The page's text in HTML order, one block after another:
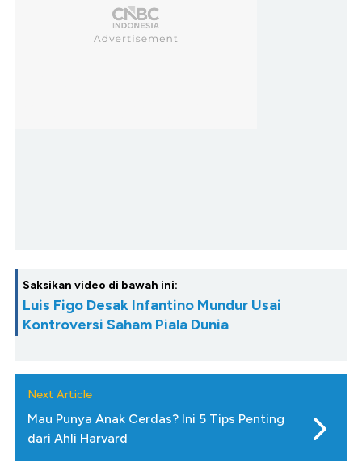
Saksikan video di bawah ini:
Luis Figo Desak Infantino Mundur Usai
Kontroversi Saham Piala Dunia
Next Article
Mau Punya Anak Cerdas? Ini 5 Tips Penting
dari Ahli Harvard